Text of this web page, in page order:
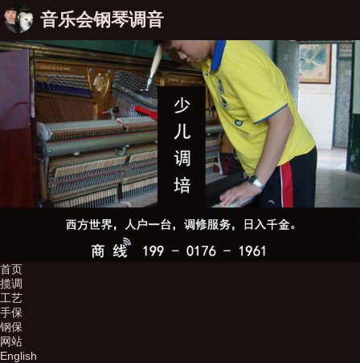
音乐会钢琴调音
首页
揽调
工艺
手保
钢保
网站
English